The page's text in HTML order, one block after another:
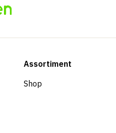
Assortiment
Shop